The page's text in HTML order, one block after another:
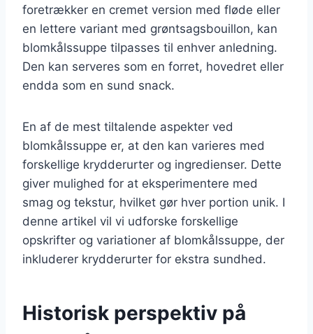
foretrækker en cremet version med fløde eller
en lettere variant med grøntsagsbouillon, kan
blomkålssuppe tilpasses til enhver anledning.
Den kan serveres som en forret, hovedret eller
endda som en sund snack.
En af de mest tiltalende aspekter ved
blomkålssuppe er, at den kan varieres med
forskellige krydderurter og ingredienser. Dette
giver mulighed for at eksperimentere med
smag og tekstur, hvilket gør hver portion unik. I
denne artikel vil vi udforske forskellige
opskrifter og variationer af blomkålssuppe, der
inkluderer krydderurter for ekstra sundhed.
Historisk perspektiv på